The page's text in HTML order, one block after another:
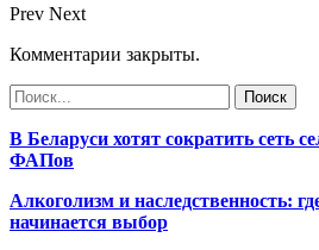
Prev Next
Комментарии закрыты.
В Беларуси хотят сократить сеть
ФАПов
Алкоголизм и наследственность:
начинается выбор